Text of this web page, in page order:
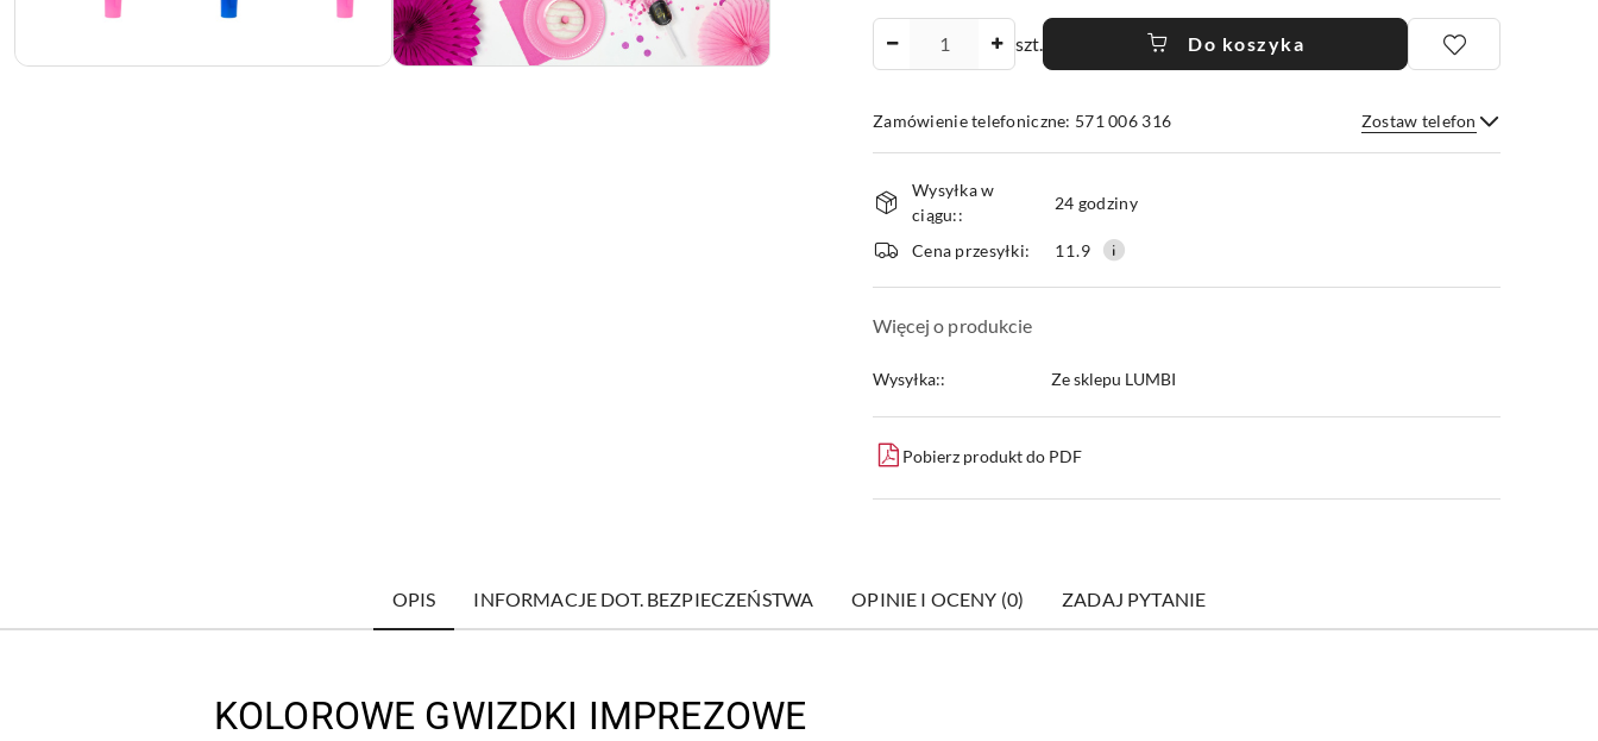
szt. Do koszyka
Zamówienie telefoniczne: 571 006 316 Zostaw telefon
Wyślij
i
dostawa
Wysyłka w
ciągu::
24 godziny
Cena przesyłki: 11.9
Więcej o produkcie
Wysyłka:: Ze sklepu LUMBI
Pobierz produkt do PDF
OPIS INFORMACJE DOT. BEZPIECZEŃSTWA OPINIE I OCENY (0) ZADAJ PYTANIE
KOLOROWE GWIZDKI IMPREZOWE